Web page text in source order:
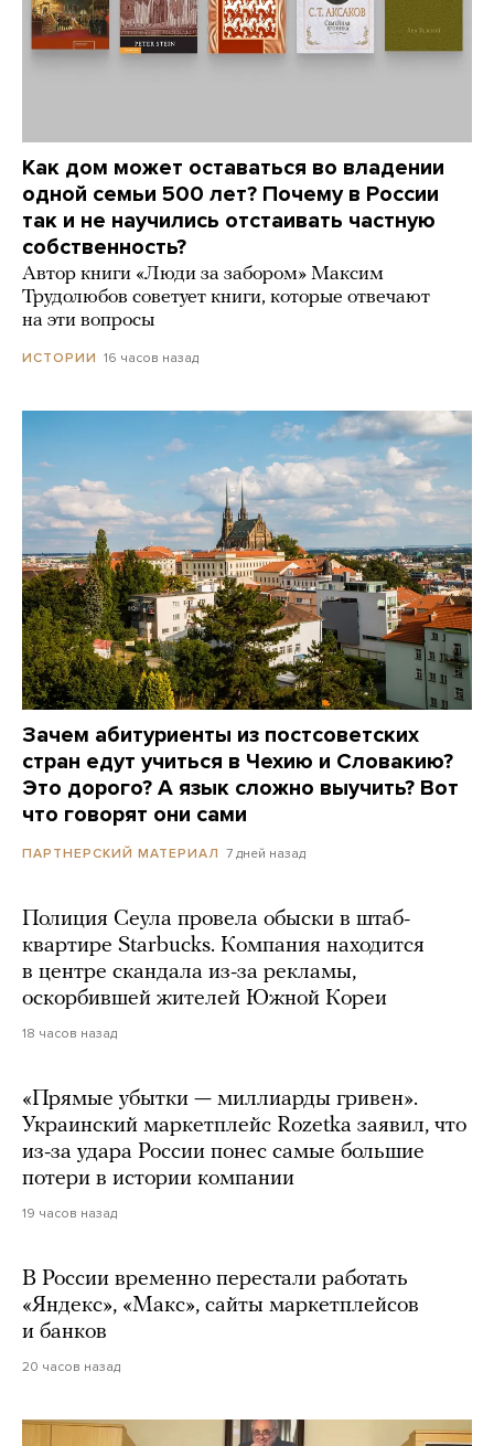
Как дом может оставаться во владении
одной семьи 500 лет? Почему в России
так и не научились отстаивать частную
собственность?
Автор книги «Люди за забором» Максим
Трудолюбов советует книги, которые отвечают
на эти вопросы
ИСТОРИИ 16 часов назад
Зачем абитуриенты из постсоветских
стран едут учиться в Чехию и Словакию?
Это дорого? А язык сложно выучить? Вот
что говорят они сами
ПАРТНЕРСКИЙ МАТЕРИАЛ 7 дней назад
Полиция Сеула провела обыски в штаб-
квартире Starbucks. Компания находится
в центре скандала из-за рекламы,
оскорбившей жителей Южной Кореи
18 часов назад
«Прямые убытки — миллиарды гривен».
Украинский маркетплейс Rozetka заявил, что
из-за удара России понес самые большие
потери в истории компании
19 часов назад
В России временно перестали работать
«Яндекс», «Макс», сайты маркетплейсов
и банков
20 часов назад